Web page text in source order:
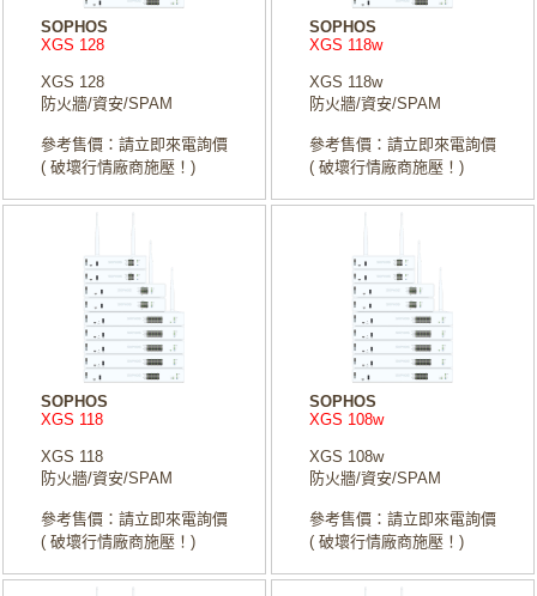
SOPHOS
XGS 128
XGS 128
防火牆/資安/SPAM
參考售價：請立即來電詢價
( 破壞行情廠商施壓！)
SOPHOS
XGS 118w
XGS 118w
防火牆/資安/SPAM
參考售價：請立即來電詢價
( 破壞行情廠商施壓！)
SOPHOS
XGS 118
XGS 118
防火牆/資安/SPAM
參考售價：請立即來電詢價
( 破壞行情廠商施壓！)
SOPHOS
XGS 108w
XGS 108w
防火牆/資安/SPAM
參考售價：請立即來電詢價
( 破壞行情廠商施壓！)